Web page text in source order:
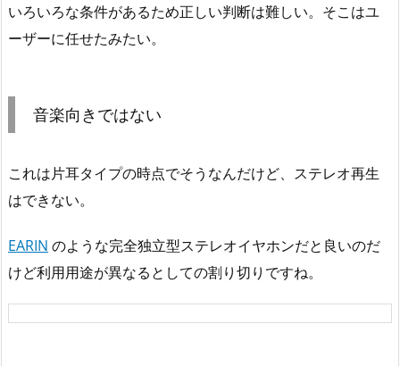
いろいろな条件があるため正しい判断は難しい。そこはユ
ーザーに任せたみたい。
音楽向きではない
これは片耳タイプの時点でそうなんだけど、ステレオ再生
はできない。
EARIN のような完全独立型ステレオイヤホンだと良いのだ
けど利用用途が異なるとしての割り切りですね。